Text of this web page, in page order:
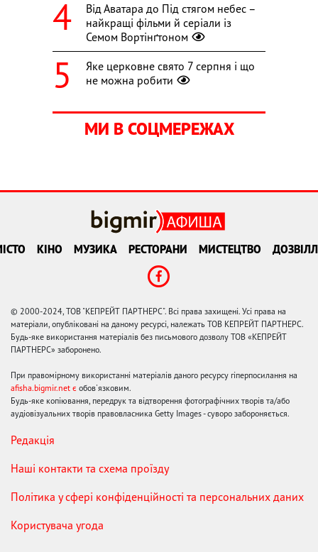
Від Аватара до Під стягом небес –
найкращі фільми й серіали із
Семом Вортінґтоном
Яке церковне свято 7 серпня і що
не можна робити
МИ В СОЦМЕРЕЖАХ
КІНО МУЗИКА РЕСТОРАНИ МИСТЕЦТВО
© 2000-2024, ТОВ "КЕПРЕЙТ ПАРТНЕРС". Всі права захищені. Усі права на
матеріали, опубліковані на даному ресурсі, належать ТОВ КЕПРЕЙТ ПАРТНЕРС.
Будь-яке використання матеріалів без письмового дозволу ТОВ «КЕПРЕЙТ
ПАРТНЕРС» заборонено.
При правомірному використанні матеріалів даного ресурсу гіперпосилання на
afisha.bigmir.net є обов'язковим.
Будь-яке копіювання, передрук та відтворення фотографічних творів та/або
аудіовізуальних творів правовласника Getty Images - суворо забороняється.
Редакція
Наші контакти та схема проїзду
Політика у сфері конфіденційності та персональних даних
Користувача угода